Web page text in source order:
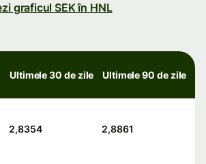
graficul SEK în HNL
Ultimele 30 de zile Ultimele 90 de zile
2,8354 2,8861